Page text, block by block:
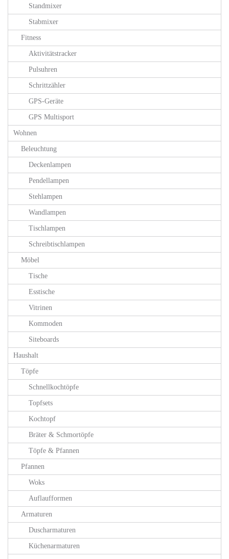
Standmixer
Stabmixer
Fitness
Aktivitätstracker
Pulsuhren
Schrittzähler
GPS-Geräte
GPS Multisport
Wohnen
Beleuchtung
Deckenlampen
Pendellampen
Stehlampen
Wandlampen
Tischlampen
Schreibtischlampen
Möbel
Tische
Esstische
Vitrinen
Kommoden
Siteboards
Haushalt
Töpfe
Schnellkochtöpfe
Topfsets
Kochtopf
Bräter & Schmortöpfe
Töpfe & Pfannen
Pfannen
Woks
Auflaufformen
Armaturen
Duscharmaturen
Küchenarmaturen